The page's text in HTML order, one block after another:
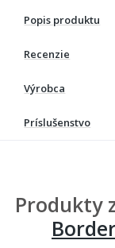
Popis produktu
Recenzie
Výrobca
Príslušenstvo
Produkty